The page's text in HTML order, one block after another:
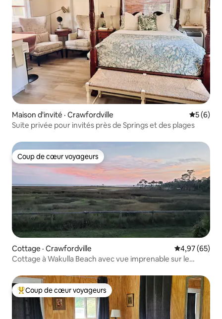
Maison d'invité · Crawfordville Note
5 (6)
Suite privée pour invités près de Springs et des plages
Coup de cœur voyageurs
Coup de cœur voyageurs
Cottage · Crawfordville Note
4,97 (65)
Cottage à Wakulla Beach avec vue imprenable sur le
Coup de cœur voyageurs parmi les plus aimés
Coup de cœur voyageurs